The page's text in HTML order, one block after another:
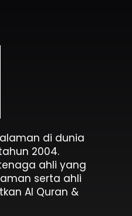
di dunia
2004.
ahli yang
serta ahli
Al Quran &